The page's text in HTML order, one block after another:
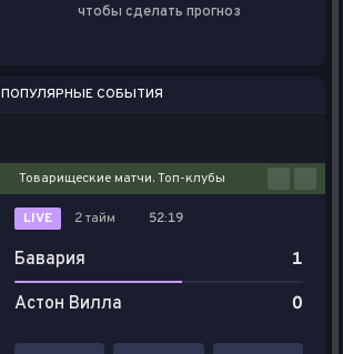
чтобы сделать прогноз
ПОПУЛЯРНЫЕ СОБЫТИЯ
Товарищеские матчи. Топ-клубы
LIVE 2 тайм 52:19
Бавария
1
Астон Вилла
0